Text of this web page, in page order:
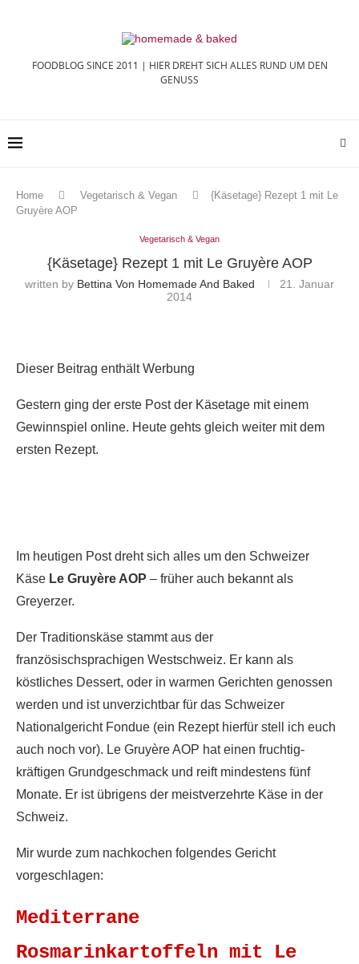
FOODBLOG SINCE 2011 | HIER DREHT SICH ALLES RUND UM DEN
GENUSS
Home Vegetarisch & Vegan
{Käsetage} Rezept 1 mit Le
Gruyère AOP
Vegetarisch & Vegan
{Käsetage} Rezept 1 mit Le Gruyère AOP
written by Bettina Von Homemade And Baked
21. Januar
2014
Dieser Beitrag enthält Werbung
Gestern ging der erste Post der Käsetage mit einem
Gewinnspiel online. Heute gehts gleich weiter mit dem
ersten Rezept.
Im heutigen Post dreht sich alles um den Schweizer
Käse Le Gruyère AOP – früher auch bekannt als
Greyerzer.
Der Traditionskäse stammt aus der
französischsprachigen Westschweiz. Er kann als
köstliches Dessert, oder in warmen Gerichten genossen
werden und ist unverzichtbar für das Schweizer
Nationalgericht Fondue (ein Rezept hierfür stell ich euch
auch noch vor). Le Gruyère AOP hat einen fruchtig-
kräftigen Grundgeschmack und reift mindestens fünf
Monate. Er ist übrigens der meistverzehrte Käse in der
Schweiz.
Mir wurde zum nachkochen folgendes Gericht
vorgeschlagen:
Mediterrane
Rosmarinkartoffeln mit Le